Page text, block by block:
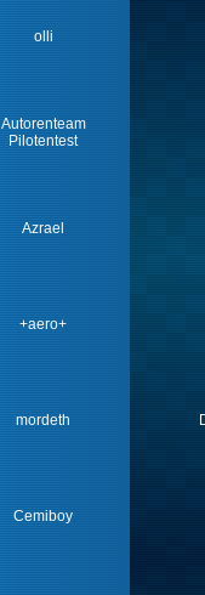
olli
Autorenteam
Pilotentest
Azrael
+aero+
mordeth
Cemiboy